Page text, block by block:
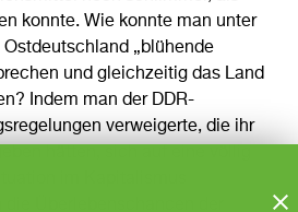
konnte. Wie konnte man unter
„blühende
und gleichzeitig das Land
Indem man der DDR-
verweigerte, die ihr